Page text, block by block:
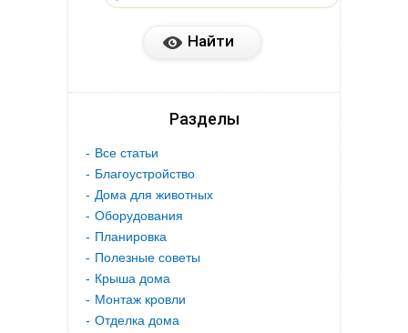
Разделы
Все статьи
Благоустройство
Дома для животных
Оборудования
Планировка
Полезные советы
Крыша дома
Монтаж кровли
Отделка дома